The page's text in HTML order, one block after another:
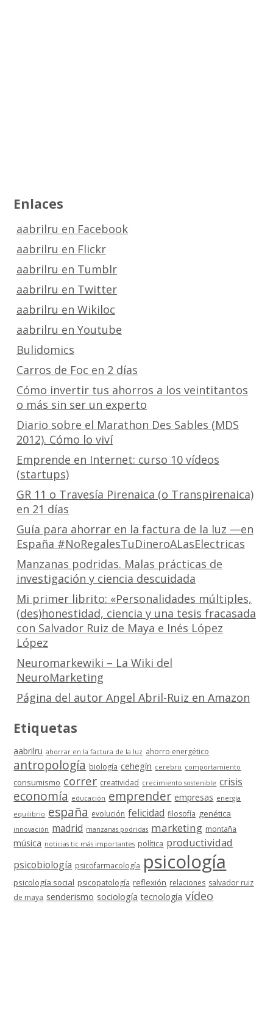
Enlaces
aabrilru en Facebook
aabrilru en Flickr
aabrilru en Tumblr
aabrilru en Twitter
aabrilru en Wikiloc
aabrilru en Youtube
Bulidomics
Carros de Foc en 2 días
Cómo invertir tus ahorros a los veintitantos
o más sin ser un experto
Diario sobre el Marathon Des Sables (MDS
2012). Cómo lo viví
Emprende en Internet: curso 10 vídeos
(startups)
GR 11 o Travesía Pirenaica (o Transpirenaica)
en 21 días
Guía para ahorrar en la factura de la luz —en
España #NoRegalesTuDineroALasElectricas
Manzanas podridas. Malas prácticas de
investigación y ciencia descuidada
Mi primer librito: «Personalidades múltiples,
(des)honestidad, ciencia y una tesis fracasada
con Salvador Ruiz de Maya e Inés López
López
Neuromarkewiki – La Wiki del
NeuroMarketing
Página del autor Angel Abril-Ruiz en Amazon
Etiquetas
aabrilru ahorrar en la factura de la luz ahorro energético
antropología biología cehegín cerebro comportamiento
consumismo correr creatividad crecimiento sostenible crisis
economía educación emprender empresas energía
equilibrio españa evolución felicidad filosofía genética
innovación madrid manzanas podridas marketing montaña
música noticias tic más importantes política productividad
psicobiología psicofarmacología psicología
psicología social psicopatología reflexión relaciones salvador ruiz
de maya senderismo sociología tecnología vídeo